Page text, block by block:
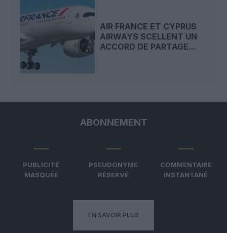
AIR FRANCE ET CYPRUS
AIRWAYS SCELLENT UN
ACCORD DE PARTAGE...
ABONNEMENT
PUBLICITÉ
MASQUÉE
PSEUDONYME
RÉSERVÉ
COMMENTAIRE
INSTANTANÉ
EN SAVOIR PLUS